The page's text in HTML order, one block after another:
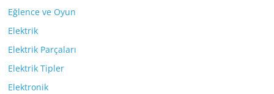
Eğlence ve Oyun
Elektrik
Elektrik Parçaları
Elektrik Tipler
Elektronik